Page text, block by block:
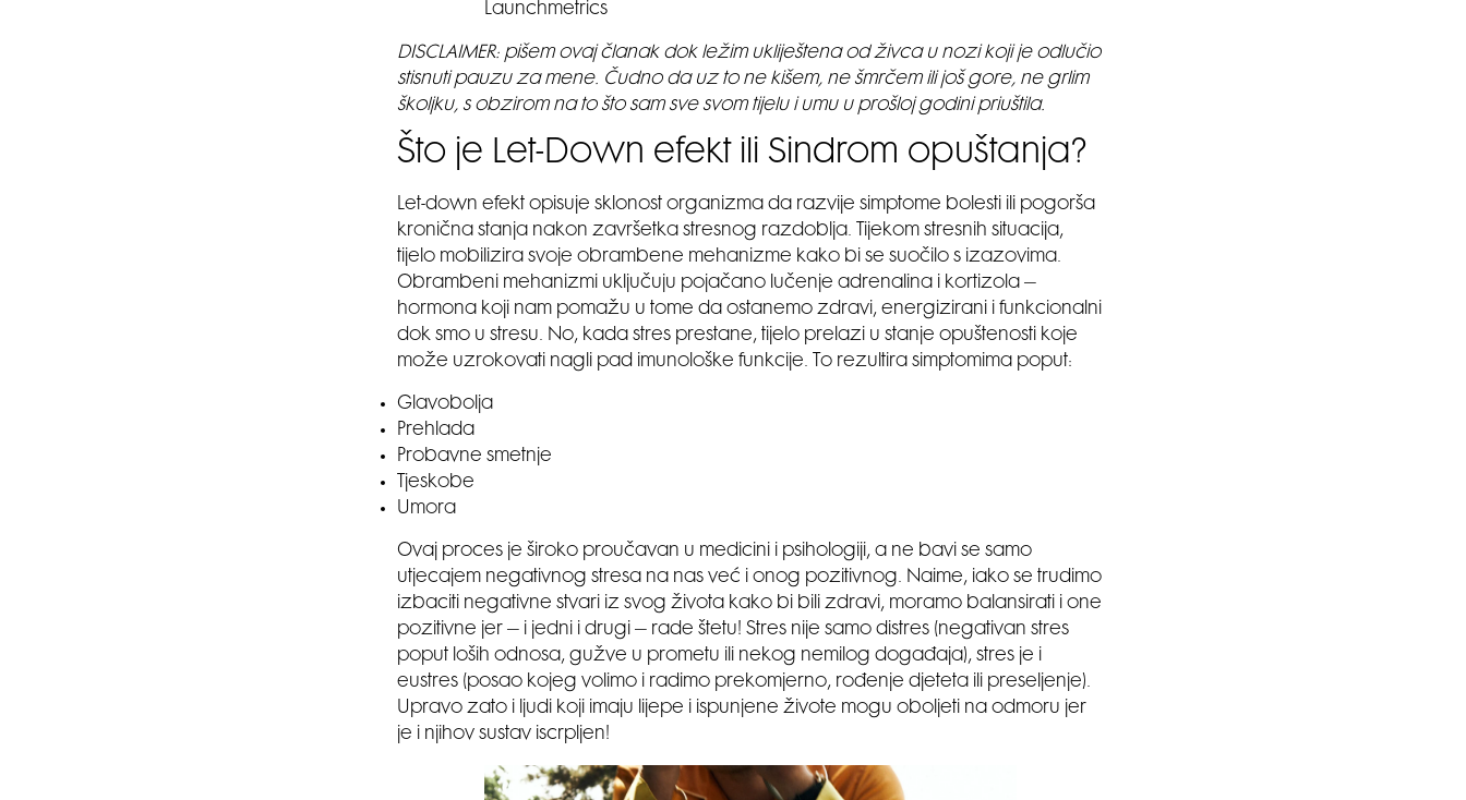
Launchmetrics
DISCLAIMER: pišem ovaj članak dok ležim ukliještena od živca u nozi koji je odlučio
stisnuti pauzu za mene. Čudno da uz to ne kišem, ne šmrčem ili još gore, ne grlim
školjku, s obzirom na to što sam sve svom tijelu i umu u prošloj godini priuštila.
Što je Let-Down efekt ili Sindrom opuštanja?
Let-down efekt opisuje sklonost organizma da razvije simptome bolesti ili pogorša
kronična stanja nakon završetka stresnog razdoblja. Tijekom stresnih situacija,
tijelo mobilizira svoje obrambene mehanizme kako bi se suočilo s izazovima.
Obrambeni mehanizmi uključuju pojačano lučenje adrenalina i kortizola –
hormona koji nam pomažu u tome da ostanemo zdravi, energizirani i funkcionalni
dok smo u stresu. No, kada stres prestane, tijelo prelazi u stanje opuštenosti koje
može uzrokovati nagli pad imunološke funkcije. To rezultira simptomima poput:
Glavobolja
Prehlada
Probavne smetnje
Tjeskobe
Umora
Ovaj proces je široko proučavan u medicini i psihologiji, a ne bavi se samo
utjecajem negativnog stresa na nas već i onog pozitivnog. Naime, iako se trudimo
izbaciti negativne stvari iz svog života kako bi bili zdravi, moramo balansirati i one
pozitivne jer – i jedni i drugi – rade štetu! Stres nije samo distres (negativan stres
poput loših odnosa, gužve u prometu ili nekog nemilog događaja), stres je i
eustres (posao kojeg volimo i radimo prekomjerno, rođenje djeteta ili preseljenje).
Upravo zato i ljudi koji imaju lijepe i ispunjene živote mogu oboljeti na odmoru jer
je i njihov sustav iscrpljen!